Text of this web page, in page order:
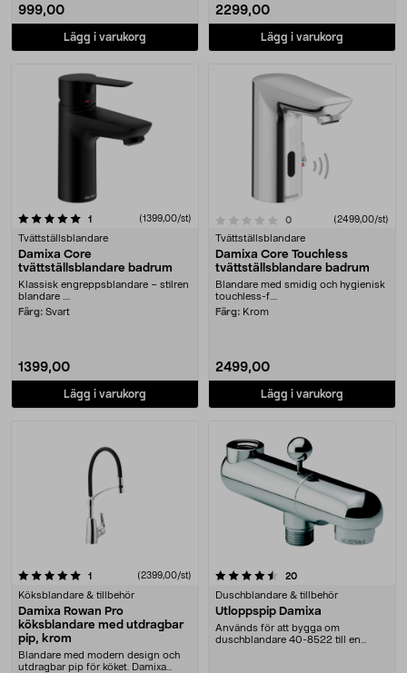
999,00
Lägg i varukorg
2299,00
Lägg i varukorg
1 recensioner(1399,00/st)
Tvättställsblandare
Damixa Core
tvättställsblandare badrum
Klassisk engreppsblandare – stilren
blandare ....
Färg: Svart
1399,00
Lägg i varukorg
0.0 av 5 stjärnor 0recensioner(2499,00/st)
Tvättställsblandare
Damixa Core Touchless
tvättställsblandare badrum
Blandare med smidig och hygienisk
touchless-f....
Färg: Krom
2499,00
Lägg i varukorg
1 recensioner(2399,00/st)
Köksblandare & tillbehör
Damixa Rowan Pro
köksblandare med utdragbar
pip, krom
Blandare med modern design och
utdragbar pip för köket. Damixa
4.5 av 5 stjärnor 20recensioner
Duschblandare & tillbehör
Utloppspip Damixa
Används för att bygga om
duschblandare 40-8522 till en